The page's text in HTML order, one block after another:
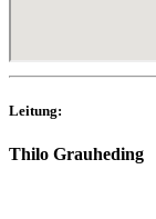
Leitung:
Thilo Grauheding